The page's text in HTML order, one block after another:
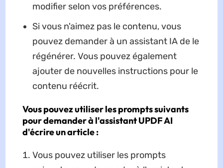
modifier selon vos préférences.
Si vous n'aimez pas le contenu, vous
pouvez demander à un assistant IA de le
régénérer. Vous pouvez également
ajouter de nouvelles instructions pour le
contenu réécrit.
Vous pouvez utiliser les prompts suivants
pour demander à l'assistant UPDF AI
d'écrire un article :
Vous pouvez utiliser les prompts